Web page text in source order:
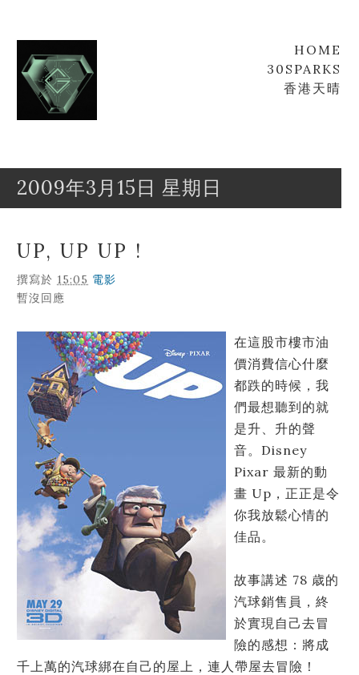
Goofyz
HOME
30SPARKS
香港天晴
2009年3月15日 星期日
UP, UP UP !
撰寫於 15:05 電影
暫沒回應
在這股市樓市油
價消費信心什麼
都跌的時候，我
們最想聽到的就
是升、升的聲
音。Disney
Pixar 最新的動
畫 Up，正正是令
你我放鬆心情的
佳品。
故事講述 78 歳的
汽球銷售員，終
於實現自己去冒
險的感想：將成
千上萬的汽球綁在自己的屋上，連人帶屋去冒險！